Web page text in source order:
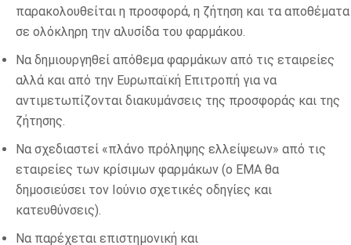
παρακολουθείται η προσφορά, η ζήτηση και τα αποθέματα
σε ολόκληρη την αλυσίδα του φαρμάκου.
Να δημιουργηθεί απόθεμα φαρμάκων από τις εταιρείες
αλλά και από την Ευρωπαϊκή Επιτροπή για να
αντιμετωπίζονται διακυμάνσεις της προσφοράς και της
ζήτησης.
Να σχεδιαστεί «πλάνο πρόληψης ελλείψεων» από τις
εταιρείες των κρίσιμων φαρμάκων (ο ΕΜΑ θα
δημοσιεύσει τον Ιούνιο σχετικές οδηγίες και
κατευθύνσεις).
Να παρέχεται επιστημονική και